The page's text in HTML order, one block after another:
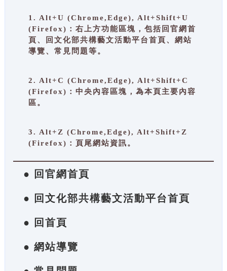
1. Alt+U (Chrome,Edge), Alt+Shift+U
(Firefox)：右上方功能區塊，包括回官網首
頁、回文化部共構藝文活動平台首頁、網站
導覽、常見問題等。
2. Alt+C (Chrome,Edge), Alt+Shift+C
(Firefox)：中央內容區塊，為本頁主要內容
區。
3. Alt+Z (Chrome,Edge), Alt+Shift+Z
(Firefox)：頁尾網站資訊。
● 回官網首頁
● 回文化部共構藝文活動平台首頁
● 回首頁
● 網站導覽